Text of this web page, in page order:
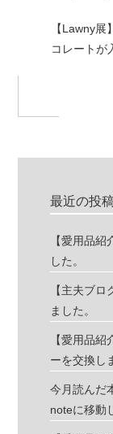
【Lawny
コレートが
最近の投
【愛用品
した。
【主夫ブ
ました。
【愛用品
ーを交換し
今月読んだ
noteに移動